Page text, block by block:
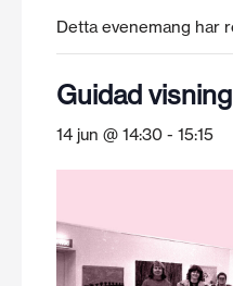
Detta evenemang har
Guidad
14 jun @ 14:30 - 15:15